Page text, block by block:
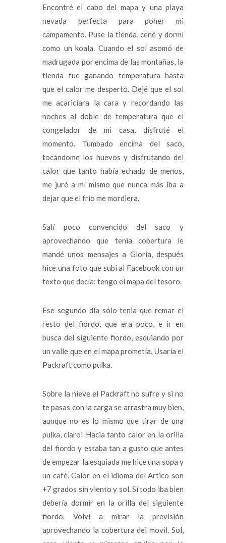
Encontré el cabo del mapa y una playa
nevada perfecta para poner mi
campamento. Puse la tienda, cené y dormí
como un koala. Cuando el sol asomó de
madrugada por encima de las montañas, la
tienda fue ganando temperatura hasta
que el calor me despertó. Dejé que el sol
me acariciara la cara y recordando las
noches al doble de temperatura que el
congelador de mi casa, disfruté el
momento. Tumbado encima del saco,
tocándome los huevos y disfrutando del
calor que tanto había echado de menos,
me juré a mí mismo que nunca más iba a
dejar que el frio me mordiera.
Salí poco convencido del saco y
aprovechando que tenia cobertura le
mandé unos mensajes a Gloria, después
hice una foto que subí al Facebook con un
texto que decía: tengo el mapa del tesoro.
Ese segundo día sólo tenia que remar el
resto del fiordo, que era poco, e ir en
busca del siguiente fiordo, esquiando por
un valle que en el mapa prometía. Usaría el
Packraft como pulka.
Sobre la nieve el Packraft no sufre y si no
te pasas con la carga se arrastra muy bien,
aunque no es lo mismo que tirar de una
pulka, claro! Hacia tanto calor en la orilla
del fiordo y estaba tan a gusto que antes
de empezar la esquiada me hice una sopa y
un café. Calor en el idioma del Artico son
+7 grados sin viento y sol. Si todo iba bien
debería dormir en la orilla del siguiente
fiordo. Volví a mirar la previsión
aprovechando la cobertura del movil. Sol,